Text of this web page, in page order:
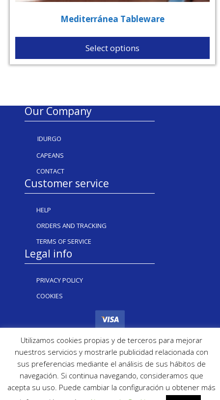
Mediterránea Tableware
Select options
Our Company
IDURGO
CAPEANS
CONTACT
Customer service
HELP
ORDERS AND TRACKING
TERMS OF SERVICE
Legal info
PRIVACY POLICY
COOKIES
Copyright Inkug 2024
Utilizamos cookies propias y de terceros para mejorar
nuestros servicios y mostrarle publicidad relacionada con
sus preferencias mediante el análisis de sus hábitos de
navegación. Si continua navegando, consideramos que
acepta su uso. Puede cambiar la configuración u obtener más